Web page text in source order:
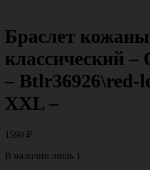
Браслет
классический –
– Btlr36926\red-
XXL –
1590 ₽
В наличии лишь 1